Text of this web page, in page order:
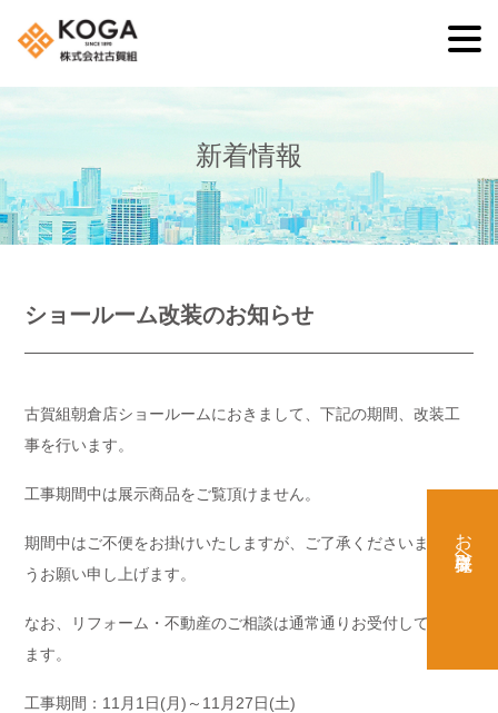
お取引先様へ
新着情報
ショールーム改装のお知らせ
古賀組朝倉店ショールームにおきまして、下記の期間、改装工
事を行います。
工事期間中は展示商品をご覧頂けません。
期間中はご不便をお掛けいたしますが、ご了承くださいますよ
うお願い申し上げます。
なお、リフォーム・不動産のご相談は通常通りお受付しており
ます。
工事期間：11月1日(月)～11月27日(土)